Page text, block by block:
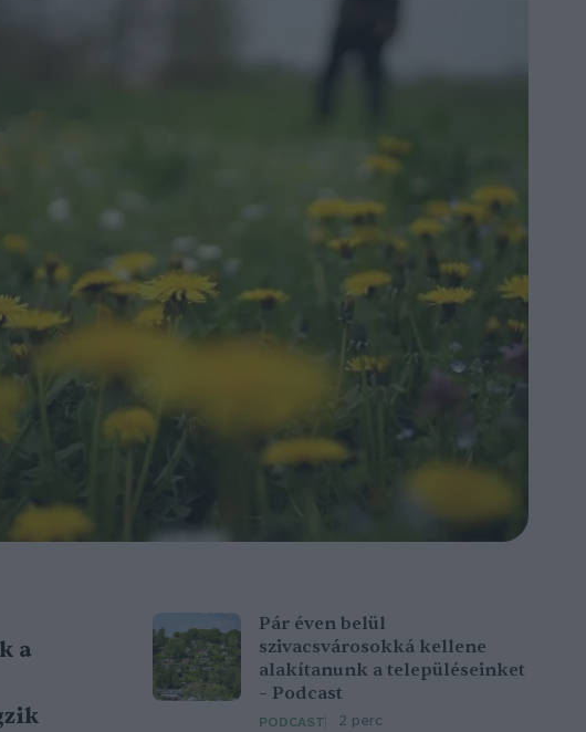
a
Pár éven belül
szivacsvárosokká kellene
alakítanunk a településeinket
– Podcast
PODCAST 2 perc